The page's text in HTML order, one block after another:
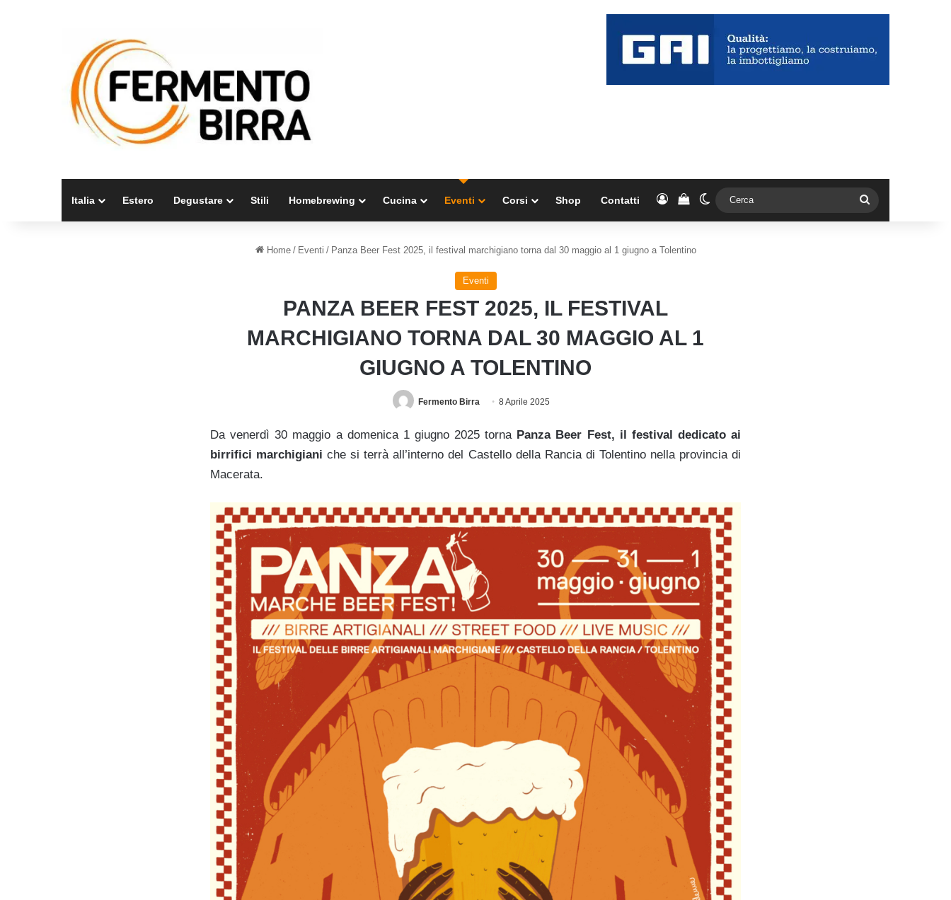
Italia Estero Degustare Stili Homebrewing Cucina Eventi Corsi Shop Contatti AccediVedi il carrello
Cambia aspetto
Home / Eventi / Panza Beer Fest 2025, il festival marchigiano torna dal 30 maggio al 1 giugno a Tolentino
Eventi
PANZA BEER FEST 2025, IL FESTIVAL
MARCHIGIANO TORNA DAL 30 MAGGIO AL 1
GIUGNO A TOLENTINO
Fermento Birra 8 Aprile 2025
Da venerdì 30 maggio a domenica 1 giugno 2025 tornaPanza Beer Fest, il festival dedicato ai
birrifici marchigiani che si terrà all’interno del Castello della Rancia di Tolentino nella provincia di
Macerata.